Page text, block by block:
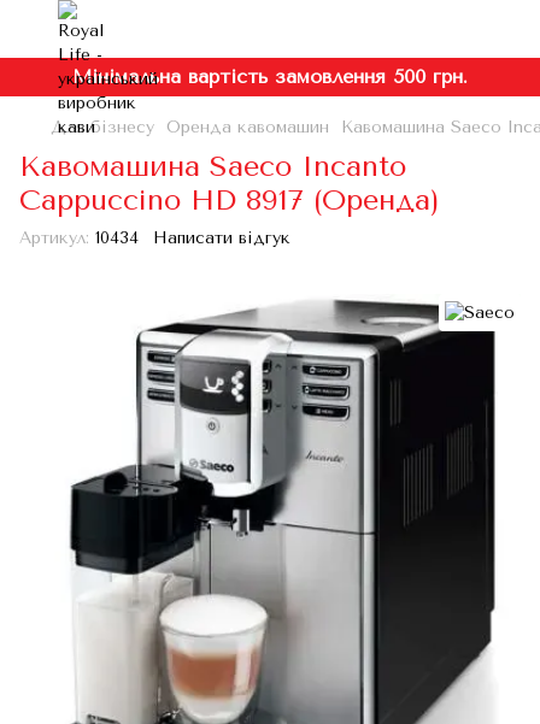
Мінімальна вартість замовлення 500 грн.
Для бізнесу Оренда кавомашин Кавомашина Saeco
Кавомашина Saeco Incanto
Cappuccino HD 8917 (Оренда)
Артикул: 10434 Написати відгук